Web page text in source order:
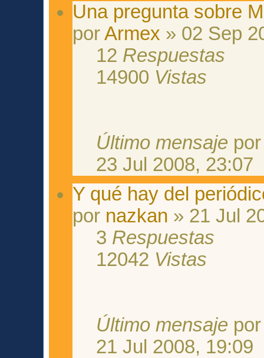
Una pregunta sobre
porArmex » 02 Sep
12 Respuestas
14900 Vistas
Último mensaje
23 Jul 2008, 23:07
Y qué hay del
por nazkan » 21 Jul
3 Respuestas
12042 Vistas
Último mensaje
21 Jul 2008, 19:09